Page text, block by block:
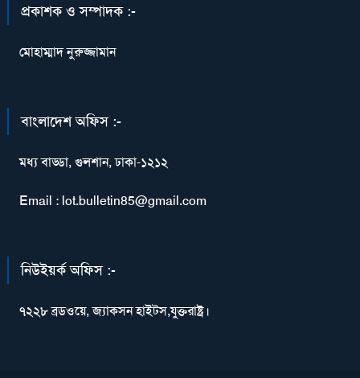
প্রকাশক ও সম্পাদক :-
মোহাম্মাদ নুরুজ্জামান
বাংলাদেশ অফিস :-
মধ্য বাড্ডা, গুলশান, ঢাকা-১২১২
Email : lot.bulletin85@gmail.com
নিউইয়র্ক অফিস :-
৭২২৮ ব্রডওয়ে, জ্যাকসন হাইটস,যুক্তরাষ্ট্র।